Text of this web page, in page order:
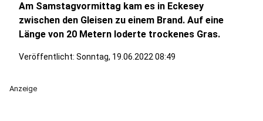
Am Samstagvormittag kam es in Eckesey
zwischen den Gleisen zu einem Brand. Auf eine
Länge von 20 Metern loderte trockenes Gras.
Veröffentlicht: Sonntag, 19.06.2022 08:49
Anzeige